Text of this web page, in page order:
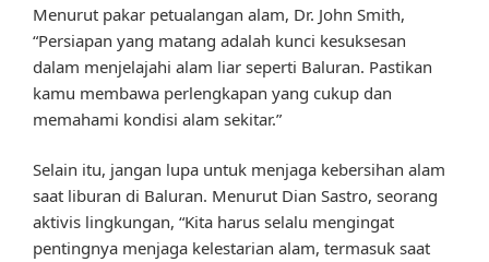
Menurut pakar petualangan alam, Dr. John Smith,
“Persiapan yang matang adalah kunci kesuksesan
dalam menjelajahi alam liar seperti Baluran. Pastikan
kamu membawa perlengkapan yang cukup dan
memahami kondisi alam sekitar.”
Selain itu, jangan lupa untuk menjaga kebersihan alam
saat liburan di Baluran. Menurut Dian Sastro, seorang
aktivis lingkungan, “Kita harus selalu mengingat
pentingnya menjaga kelestarian alam, termasuk saat